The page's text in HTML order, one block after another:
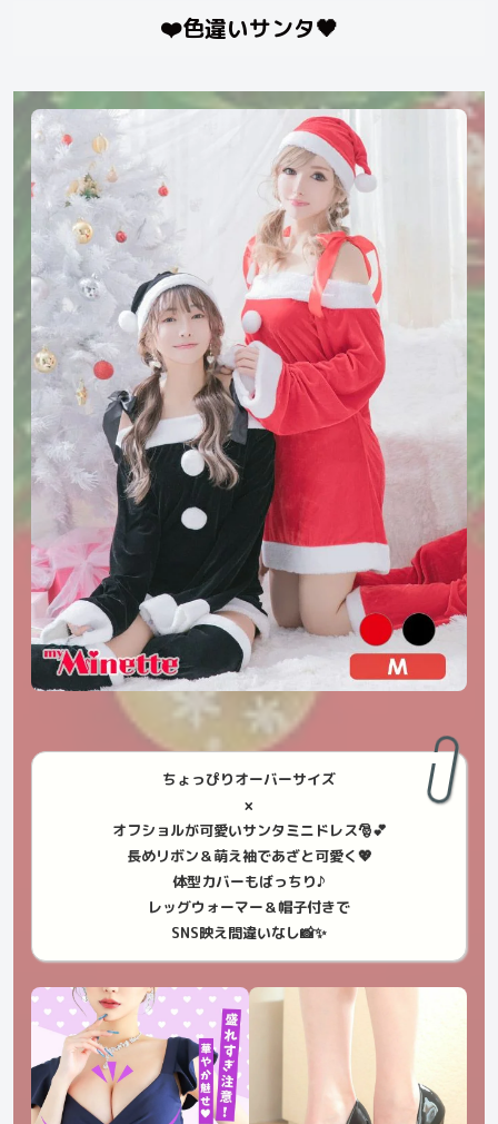
❤️色違いサンタ🖤
ちょっぴりオーバーサイズ
×
オフショルが可愛いサンタミニドレス🎅💕
長めリボン＆萌え袖であざと可愛く💖
体型カバーもばっちり♪
レッグウォーマー＆帽子付きで
SNS映え間違いなし📸✨